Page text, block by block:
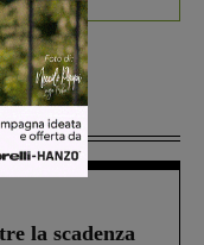
la scadenza